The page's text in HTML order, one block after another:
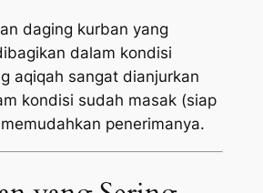
daging kurban yang
dalam kondisi
aqiqah sangat dianjurkan
kondisi sudah masak (siap
penerimanya.